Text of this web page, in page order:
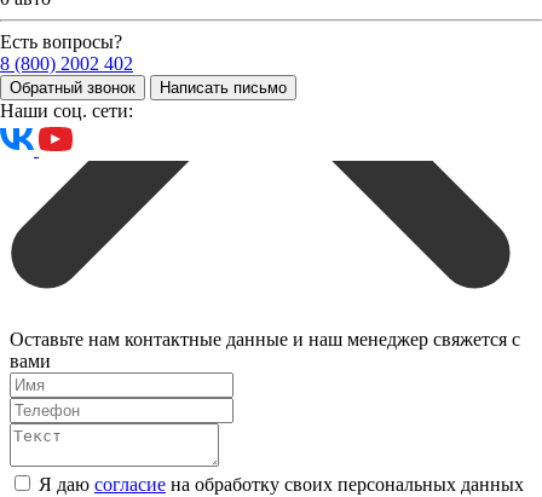
Есть вопросы?
8 (800) 2002 402
Обратный звонок Написать письмо
Наши соц. сети:
Оставьте нам контактные данные и наш менеджер свяжется с
вами
Я даю согласие на обработку своих персональных данных